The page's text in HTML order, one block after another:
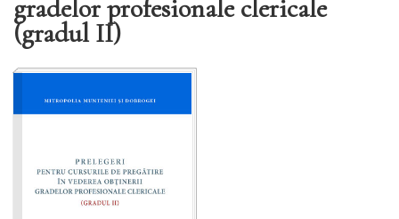
gradelor profesionale clericale
(gradul II)